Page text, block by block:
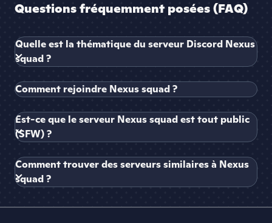
Questions fréquemment posées (FAQ)
Quelle est la thématique du serveur Discord Nexus
squad ?
Comment rejoindre Nexus squad ?
Est-ce que le serveur Nexus squad est tout public
(SFW) ?
Comment trouver des serveurs similaires à Nexus
squad ?